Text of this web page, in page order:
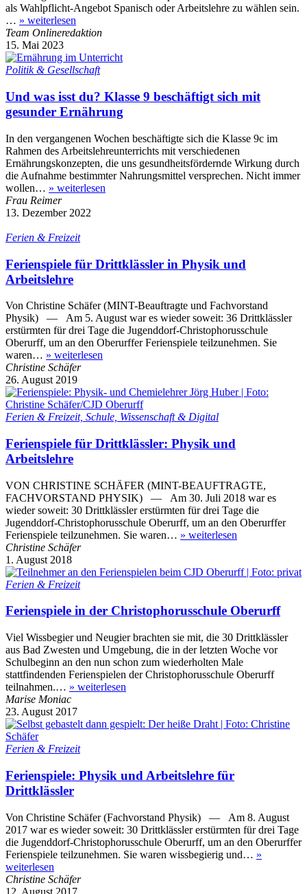
als Wahlpflicht-Angebot Spanisch oder Arbeitslehre zu wählen sein.
… » weiterlesen
Team Onlineredaktion
15. Mai 2023
Politik & Gesellschaft
Und was isst du? Klasse 9 beschäftigt sich mit
gesunder Ernährung
In den vergangenen Wochen beschäftigte sich die Klasse 9c im
Rahmen des Arbeitslehreunterrichts mit verschiedenen
Ernährungskonzepten, die uns gesundheitsfördernde Wirkung durch
die Aufnahme bestimmter Nahrungsmittel versprechen. Nicht immer
wollen… » weiterlesen
Frau Reimer
13. Dezember 2022
Ferien & Freizeit
Ferienspiele für Drittklässler in Physik und
Arbeitslehre
Von Christine Schäfer (MINT-Beauftragte und Fachvorstand
Physik) — Am 5. August war es wieder soweit: 36 Drittklässler
erstürmten für drei Tage die Jugenddorf-Christophorusschule
Oberurff, um an den Oberurffer Ferienspiele teilzunehmen. Sie
waren… » weiterlesen
Christine Schäfer
26. August 2019
Ferien & Freizeit, Schule, Wissenschaft & Digital
Ferienspiele für Drittklässler: Physik und
Arbeitslehre
VON CHRISTINE SCHÄFER (MINT-BEAUFTRAGTE,
FACHVORSTAND PHYSIK) — Am 30. Juli 2018 war es
wieder soweit: 30 Drittklässler erstürmten für drei Tage die
Jugenddorf-Christophorusschule Oberurff, um an den Oberurffer
Ferienspiele teilzunehmen. Sie waren… » weiterlesen
Christine Schäfer
1. August 2018
Ferien & Freizeit
Ferienspiele in der Christophorusschule Oberurff
Viel Wissbegier und Neugier brachten sie mit, die 30 Drittklässler
aus Bad Zwesten und Umgebung, die in der letzten Woche vor
Schulbeginn an den nun schon zum wiederholten Male
stattfindenden Ferienspielen der Christophorusschule Oberurff
teilnahmen.… » weiterlesen
Marise Moniac
23. August 2017
Ferien & Freizeit
Ferienspiele: Physik und Arbeitslehre für
Drittklässler
Von Christine Schäfer (Fachvorstand Physik) — Am 8. August
2017 war es wieder soweit: 30 Drittklässler erstürmten für drei Tage
die Jugenddorf-Christophorusschule Oberurff, um an den Oberurffer
Ferienspiele teilzunehmen. Sie waren wissbegierig und… »
weiterlesen
Christine Schäfer
12. August 2017